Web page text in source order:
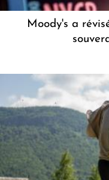
Moody's a